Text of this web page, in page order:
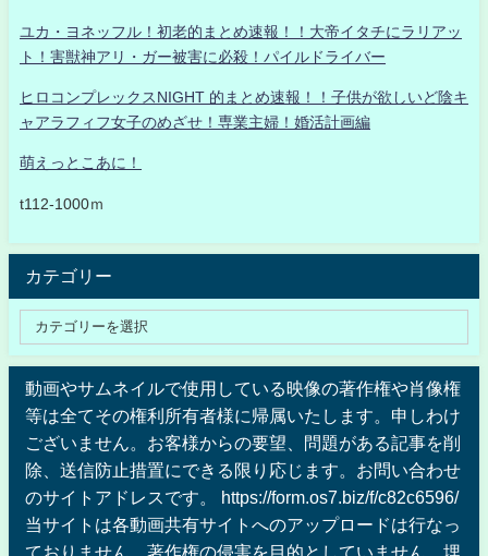
ユカ・ヨネッフル！初老的まとめ速報！！大帝イタチにラリアッ
ト！害獣神アリ・ガー被害に必殺！パイルドライバー
ヒロコンプレックスNIGHT 的まとめ速報！！子供が欲しいど陰キ
ャアラフィフ女子のめざせ！専業主婦！婚活計画編
萌えっとこあに！
t112-1000ｍ
カテゴリー
動画やサムネイルで使用している映像の著作権や肖像権
等は全てその権利所有者様に帰属いたします。申しわけ
ございません。お客様からの要望、問題がある記事を削
除、送信防止措置にできる限り応じます。お問い合わせ
のサイトアドレスです。 https://form.os7.biz/f/c82c6596/
当サイトは各動画共有サイトへのアップロードは行なっ
ておりません、著作権の侵害を目的としていません、埋